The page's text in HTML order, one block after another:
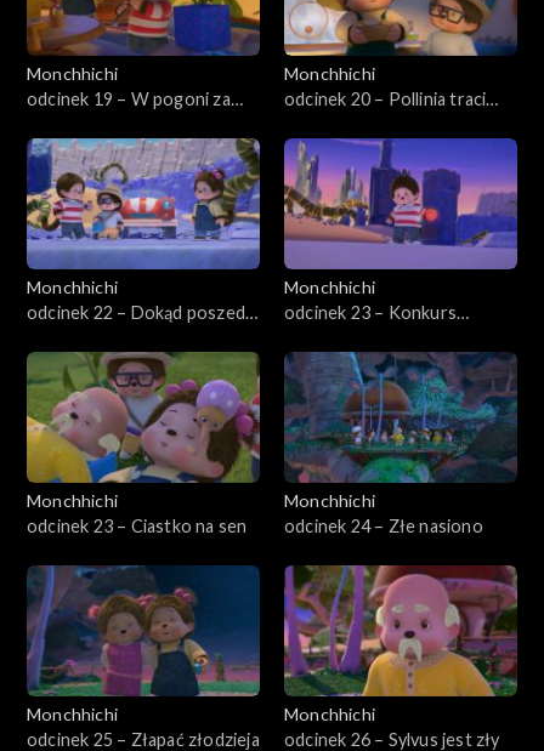
Monchhichi
odcinek 19 – W pogoni za
Monchhichi
odcinek 20 – Pollinia traci
Monchhichi
odcinek 22 – Dokąd poszedł
Monchhichi
odcinek 23 – Konkurs
Monchhichi
odcinek 23 – Ciastko na sen
Monchhichi
odcinek 24 – Złe nasiono
Monchhichi
odcinek 25 – Złapać złodzieja
Monchhichi
odcinek 26 – Sylvus jest zły